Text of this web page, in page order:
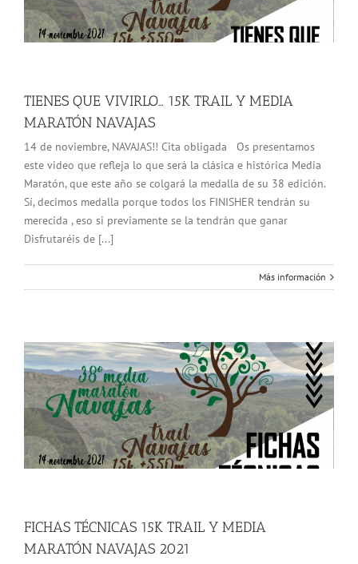
TIENES QUE VIVIRLO… 15K TRAIL Y MEDIA
MARATÓN NAVAJAS
14 de noviembre, NAVAJAS!! Cita obligada Os presentamos
este video que refleja lo que será la clásica e histórica Media
Maratón, que este año se colgará la medalla de su 38 edición.
Sí, decimos medalla porque todos los FINISHER tendrán su
merecida , eso si previamente se la tendrán que ganar
Disfrutaréis de [...]
Más información
FICHAS TÉCNICAS 15K TRAIL Y MEDIA
MARATÓN NAVAJAS 2021